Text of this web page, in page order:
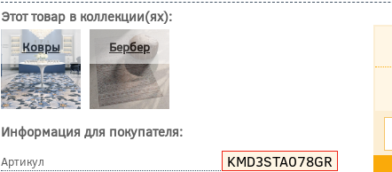
Этот товар в коллекции(ях):
Ковры Бербер
Информация для покупателя:
Артикул KMD3STA078GR